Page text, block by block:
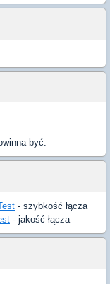
być.
- szybkość łącza
- jakość łącza